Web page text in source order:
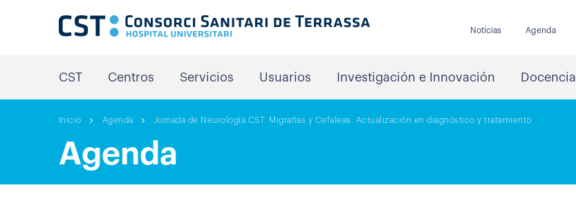
Notícias Agenda
CST Centros Servicios Usuarios Investigación e Innovación Docencia
Inicio Agenda Jornada de Neurología CST. Migrañas y Cefaleas. Actualización en diagnóstico y tratamiento
Agenda